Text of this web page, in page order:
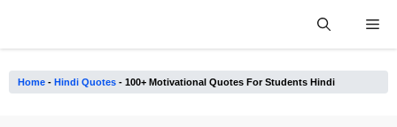
Home - Hindi Quotes - 100+ Motivational Quotes For Students Hindi